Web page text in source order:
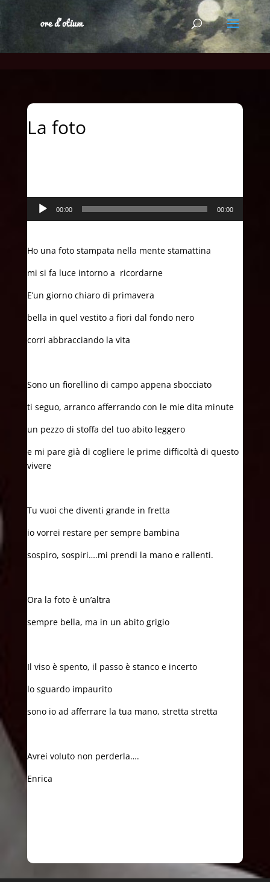
La foto
Audio
Player
00:00 00:00
Ho una foto stampata nella mente stamattina
mi si fa luce intorno a ricordarne
E’un giorno chiaro di primavera
bella in quel vestito a fiori dal fondo nero
corri abbracciando la vita
Sono un fiorellino di campo appena sbocciato
ti seguo, arranco afferrando con le mie dita minute
un pezzo di stoffa del tuo abito leggero
e mi pare già di cogliere le prime difficoltà di questo
vivere
Tu vuoi che diventi grande in fretta
io vorrei restare per sempre bambina
sospiro, sospiri….mi prendi la mano e rallenti.
Ora la foto è un’altra
sempre bella, ma in un abito grigio
Il viso è spento, il passo è stanco e incerto
lo sguardo impaurito
sono io ad afferrare la tua mano, stretta stretta
Avrei voluto non perderla….
Enrica